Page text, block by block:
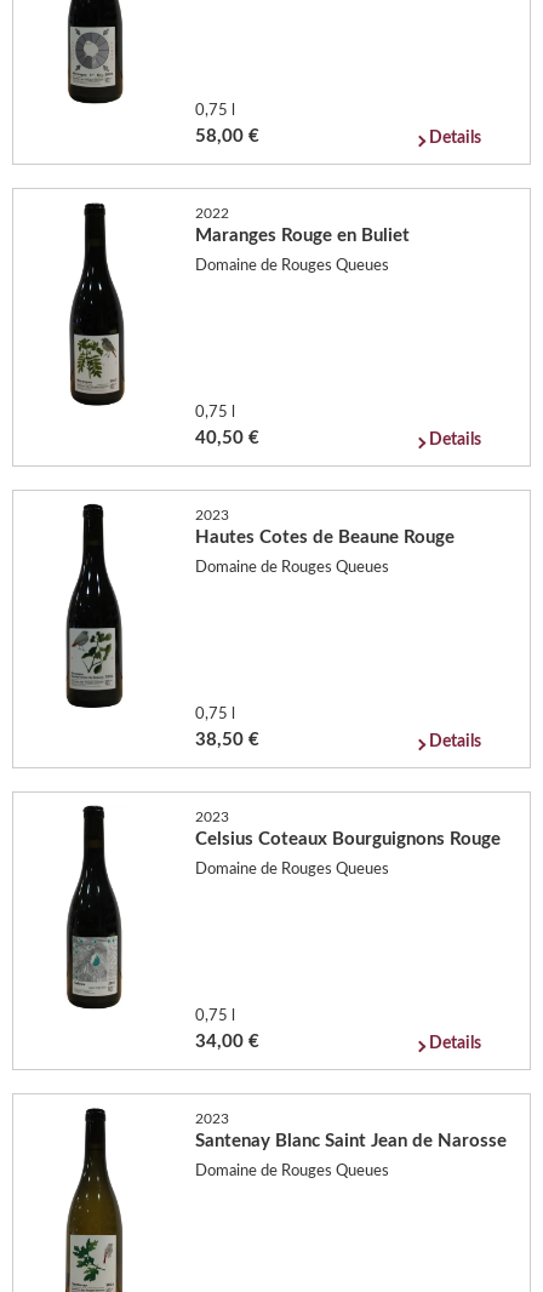
0,75 l
58,00 € Details
2022
Maranges Rouge en Buliet
Domaine de Rouges Queues
0,75 l
40,50 € Details
2023
Hautes Cotes de Beaune Rouge
Domaine de Rouges Queues
0,75 l
38,50 € Details
2023
Celsius Coteaux Bourguignons Rouge
Domaine de Rouges Queues
0,75 l
34,00 € Details
2023
Santenay Blanc Saint Jean de Narosse
Domaine de Rouges Queues